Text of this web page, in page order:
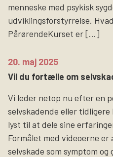
menneske med psykisk
udviklingsforstyrrelse.
PårørendeKurset er […]
20. maj 2025
Vil du fortælle om
Vi leder netop nu efter en
selvskadende eller
lyst til at dele sine
Formålet med videoerne
selvskade som symptom